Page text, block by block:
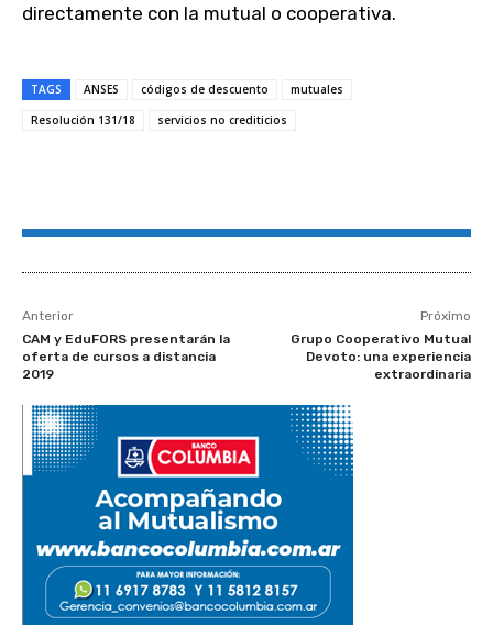
directamente con la mutual o cooperativa.
TAGS ANSES códigos de descuento
mutuales
Resolución 131/18
servicios no crediticios
Anterior
CAM y EduFORS presentarán la
oferta de cursos a distancia
2019
Próximo
Grupo Cooperativo Mutual
Devoto: una experiencia
extraordinaria